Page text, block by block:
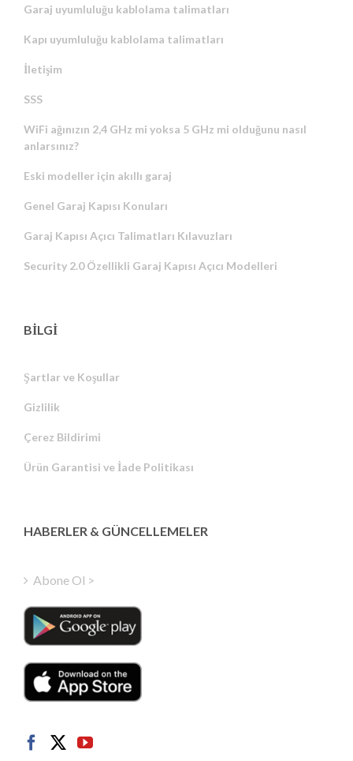
Garaj uyumluluğu kablolama talimatları
Kapı uyumluluğu kablolama talimatları
İletişim
SSS
WiFi ağınızın 2,4 GHz mi yoksa 5 GHz mi olduğunu nasıl
anlarsınız?
Eski modeller için akıllı garaj
Genel Garaj Kapısı Konuları
Garaj Kapısı Açıcı Talimatları Kılavuzları
Security 2.0 Özellikli Garaj Kapısı Açıcı Modelleri
BİLGİ
Şartlar ve Koşullar
Gizlilik
Çerez Bildirimi
Ürün Garantisi ve İade Politikası
HABERLER & GÜNCELLEMELER
Abone Ol >